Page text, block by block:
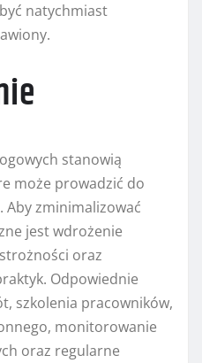
natychmiast
stanowią
może prowadzić do
Aby zminimalizować
jest wdrożenie
oraz
Odpowiednie
szkolenia pracowników,
monitorowanie
oraz regularne